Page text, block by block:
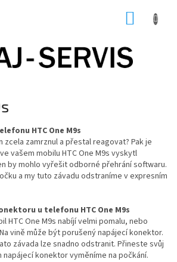
HTC One M9s
zamrznul a přestal reagovat? Pak je
vašem mobilu HTC One M9s vyskytl
by mohlo vyřešit odborné přehrání softwaru.
a my tuto závadu odstraníme v expresním
u telefonu HTC One M9s
HTC One M9s nabíjí velmi pomalu, nebo
vině může být porušený napájecí konektor.
závada lze snadno odstranit. Přineste svůj
konektor vyměníme na počkání.